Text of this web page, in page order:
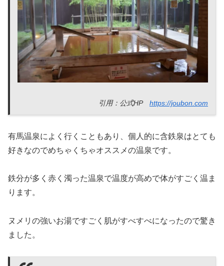
引用：公式HP https://joubon.com
有馬温泉によく行くこともあり、個人的に含鉄泉はとても
好きなのでめちゃくちゃオススメの温泉です。
鉄分が多く赤く濁った温泉で温度が高めで体がすごく温ま
ります。
ヌメリの強いお湯ですごく肌がすべすべになったので驚き
ました。